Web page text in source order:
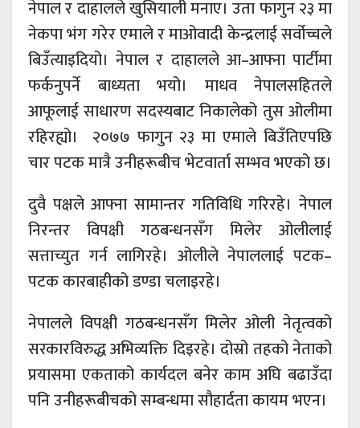
नेपाल र दाहालले खुसियाली मनाए। उता फागुन २३ मा
नेकपा भंग गरेर एमाले र माओवादी केन्द्रलाई सर्वोच्चले
बिउँत्याइदियो। नेपाल र दाहालले आ–आफ्ना पार्टीमा
फर्कनुपर्ने बाध्यता भयो। माधव नेपालसहितले
आफूलाई साधारण सदस्यबाट निकालेको तुस ओलीमा
रहिरह्यो। २०७७ फागुन २३ मा एमाले बिउँतिएपछि
चार पटक मात्रै उनीहरूबीच भेटवार्ता सम्भव भएको छ।
दुवै पक्षले आफ्ना सामान्तर गतिविधि गरिरहे। नेपाल
निरन्तर विपक्षी गठबन्धनसँग मिलेर ओलीलाई
सत्ताच्युत गर्न लागिरहे। ओलीले नेपाललाई पटक–
पटक कारबाहीको डण्डा चलाइरहे।
नेपालले विपक्षी गठबन्धनसँग मिलेर ओली नेतृत्वको
सरकारविरुद्ध अभिव्यक्ति दिइरहे। दोस्रो तहको नेताको
प्रयासमा एकताको कार्यदल बनेर काम अघि बढाउँदा
पनि उनीहरूबीचको सम्बन्धमा सौहार्दता कायम भएन।